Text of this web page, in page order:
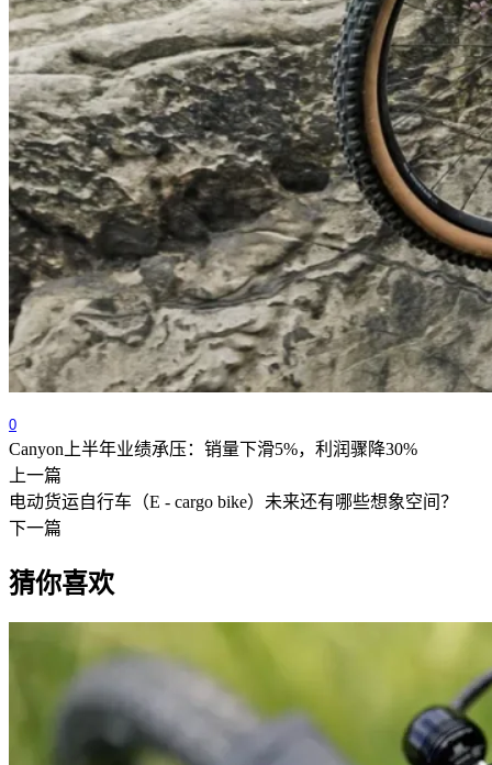
0
Canyon上半年业绩承压：销量下滑5%，利润骤降30%
上一篇
电动货运自行车（E - cargo bike）未来还有哪些想象空间？
下一篇
猜你喜欢